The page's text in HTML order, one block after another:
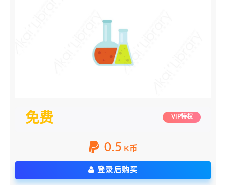
免费 VIP特权
0.5 K币
登录后购买